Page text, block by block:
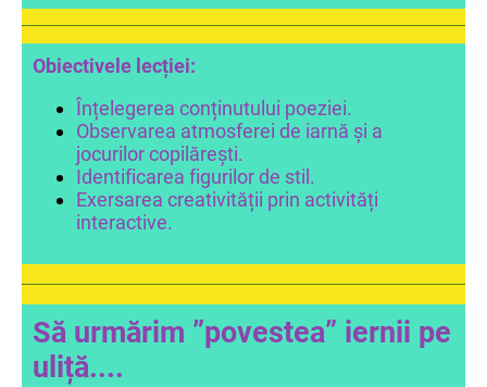
Obiectivele lecției:
Înțelegerea conținutului poeziei.
Observarea atmosferei de iarnă și a
jocurilor copilărești.
Identificarea figurilor de stil.
Exersarea creativității prin activități
interactive.
Să urmărim ”povestea” iernii pe
uliță....